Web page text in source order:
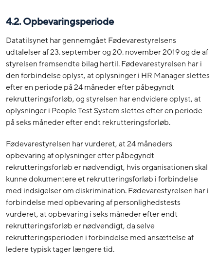
4.2. Opbevaringsperiode
Datatilsynet har gennemgået Fødevarestyrelsens
udtalelser af 23. september og 20. november 2019 og de af
styrelsen fremsendte bilag hertil. Fødevarestyrelsen har i
den forbindelse oplyst, at oplysninger i HR Manager slettes
efter en periode på 24 måneder efter påbegyndt
rekrutteringsforløb, og styrelsen har endvidere oplyst, at
oplysninger i People Test System slettes efter en periode
på seks måneder efter endt rekrutteringsforløb.
Fødevarestyrelsen har vurderet, at 24 måneders
opbevaring af oplysninger efter påbegyndt
rekrutteringsforløb er nødvendigt, hvis organisationen skal
kunne dokumentere et rekrutteringsforløb i forbindelse
med indsigelser om diskrimination. Fødevarestyrelsen har i
forbindelse med opbevaring af personlighedstests
vurderet, at opbevaring i seks måneder efter endt
rekrutteringsforløb er nødvendigt, da selve
rekrutteringsperioden i forbindelse med ansættelse af
ledere typisk tager længere tid.